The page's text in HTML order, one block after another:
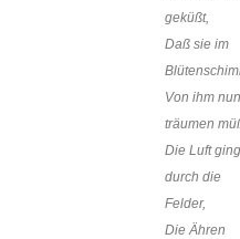
geküßt,
Daß sie im
Von ihm nun
träumen
Die Luft ging
durch die
Felder,
Die Ähren